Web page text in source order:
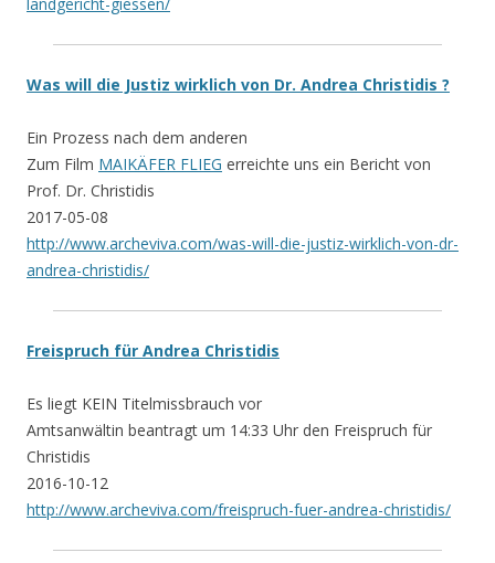
Was will die Justiz wirklich von Dr. Andrea Christidis ?
Ein Prozess nach dem anderen
Zum Film MAIKÄFER FLIEG erreichte uns ein Bericht von
Prof. Dr. Christidis
2017-05-08
http://www.archeviva.com/was-will-die-justiz-wirklich-von-dr-
andrea-christidis/
Freispruch für Andrea Christidis
Es liegt KEIN Titelmissbrauch vor
Amtsanwältin beantragt um 14:33 Uhr den Freispruch für
Christidis
2016-10-12
http://www.archeviva.com/freispruch-fuer-andrea-christidis/